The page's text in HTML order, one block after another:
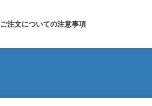
ご注文についての注意事項